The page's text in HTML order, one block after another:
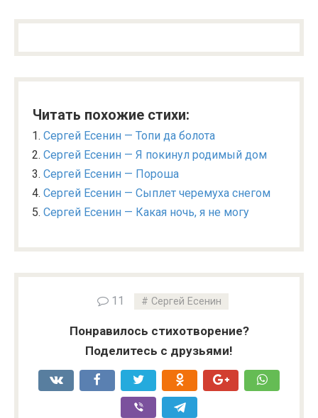
Читать похожие стихи:
Сергей Есенин — Топи да болота
Сергей Есенин — Я покинул родимый дом
Сергей Есенин — Пороша
Сергей Есенин — Сыплет черемуха снегом
Сергей Есенин — Какая ночь, я не могу
11 Сергей Есенин
Понравилось стихотворение?
Поделитесь с друзьями!